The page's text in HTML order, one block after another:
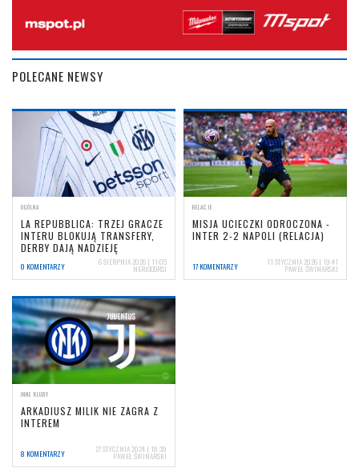
POLECANE NEWSY
OGÓLNA
LA REPUBBLICA: TRZEJ GRACZE
INTERU BLOKUJĄ TRANSFERY,
DERBY DAJĄ NADZIEJĘ
0 KOMENTARZY 6 SIERPNIA 2026 | 11:05
NERIOCORSI
RELACJE
MISJA UCIECZKI ODROCZONA -
INTER 2-2 NAPOLI (RELACJA)
17 KOMENTARZY 11 STYCZNIA 2026 | 19:41
PAWEŁ ŚWINARSKI
INNE KLUBY
ARKADIUSZ MILIK NIE ZAGRA Z
INTEREM
8 KOMENTARZY 27 STYCZNIA 2024 | 18:39
PAWEŁ ŚWINARSKI